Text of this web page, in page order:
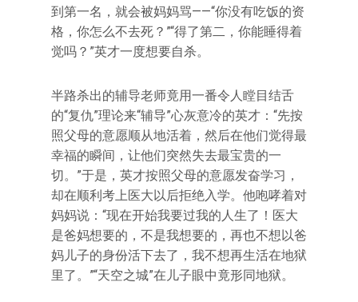
到第一名，就会被妈妈骂——“你没有吃饭的资
格，你怎么不去死？”“得了第二，你能睡得着
觉吗？”英才一度想要自杀。
半路杀出的辅导老师竟用一番令人瞠目结舌
的“复仇”理论来“辅导”心灰意冷的英才：“先按
照父母的意愿顺从地活着，然后在他们觉得最
幸福的瞬间，让他们突然失去最宝贵的一
切。”于是，英才按照父母的意愿发奋学习，
却在顺利考上医大以后拒绝入学。他咆哮着对
妈妈说：“现在开始我要过我的人生了！医大
是爸妈想要的，不是我想要的，再也不想以爸
妈儿子的身份活下去了，我不想再生活在地狱
里了。”“天空之城”在儿子眼中竟形同地狱。